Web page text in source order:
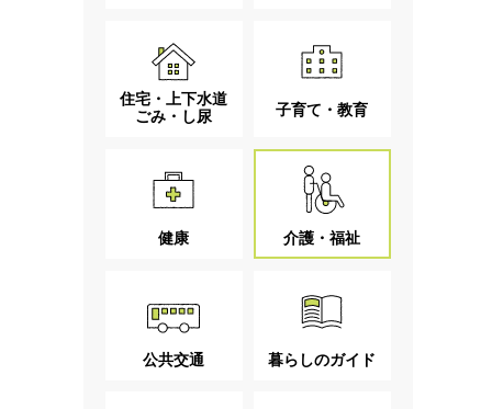
住宅・上下水道
ごみ・し尿
子育て・教育
健康 介護・福祉
公共交通 暮らしのガイド